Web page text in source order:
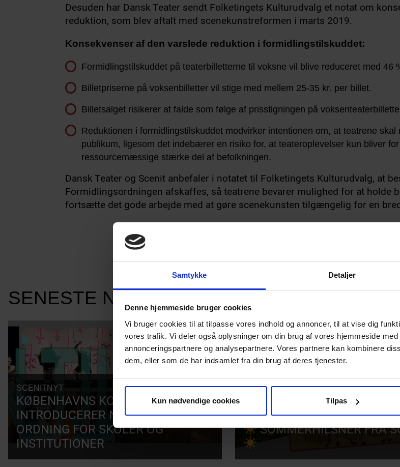
Samtykke Detaljer
Denne hjemmeside bruger cookies
Vi bruger cookies til at tilpasse vores indhold og annoncer, til at vise dig
vores trafik. Vi deler også oplysninger om din brug af vores hjemmeside
annonceringspartnere og analysepartnere. Vores partnere kan kombinere
dem, eller som de har indsamlet fra din brug af deres tjenester.
Kun nødvendige cookies Tilpas
Desuden har Dansk Teater sendt Folketingets Kulturudvalg et notat om
reduktion, som blev aftalt med scenekunstreformen i marts 2019.
Konsekvenser af den varslede reduktion i formidlingstilskuddet:
Formidlingstilskuddet på teaterbilletterne til voksne vil blive reduceret med 46
Billetpriserne på voksenbilletter vil stige med mellem 25-35 kr. per billet.
Billetsalget risikerer at falde som følge af prisstigningen på
Reduktionen i formidlingstilskuddet modvirker intentionen om, at teatrene
publikum, ligesom det indebærer en risiko for, at teateroplevelser kun bliver
ressourcemæssige stærke del af befolkningen.
Dansk Teater og Scenit anbefaler i notatet til Folketingets Kulturudvalg, at
Formidlingsordningen afskaffes, så teatrene bevarer mulighed for at holde
fortsætte det gode arbejde med at gøre scenekunsten tilgængelig for en
SENESTE NYHEDER
SCENITNYT 03.08.2026
KØBENHAVNS KOMMUNE
INTRODUCERER NY EN-TIL-ALLE-
ORDNING FOR SKOLER OG
INSTITUTIONER
NYHED
SOMMERHILSNER FRA